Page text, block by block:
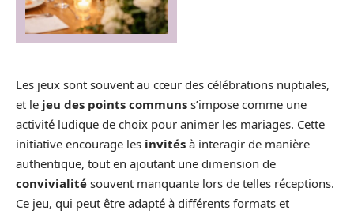
Les jeux sont souvent au cœur des célébrations nuptiales,
et le jeu des points communs s’impose comme une
activité ludique de choix pour animer les mariages. Cette
initiative encourage les invités à interagir de manière
authentique, tout en ajoutant une dimension de
convivialité souvent manquante lors de telles réceptions.
Ce jeu, qui peut être adapté à différents formats et